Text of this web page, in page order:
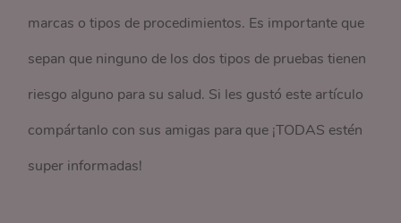
marcas o tipos de procedimientos. Es importante que
sepan que ninguno de los dos tipos de pruebas tienen
riesgo alguno para su salud. Si les gustó este artículo
compártanlo con sus amigas para que ¡TODAS estén
super informadas!